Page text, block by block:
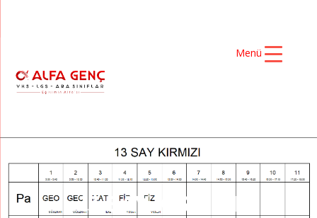
Menü
13 SAY KIRMIZI